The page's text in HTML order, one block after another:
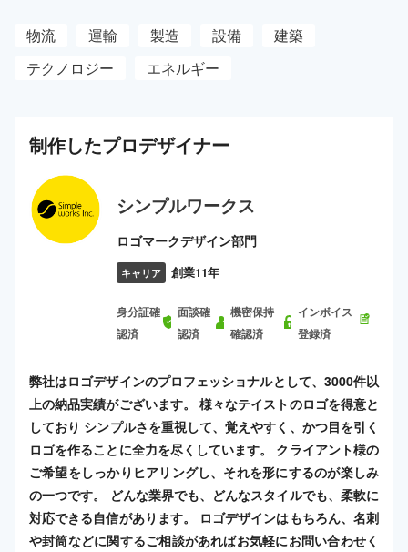
物流 運輸 製造 設備
建築
テクノロジー
エネルギー
制作したプロデザイナー
シンプルワークス
ロゴマークデザイン部門
キャリア 創業11年
身分証確
認済
面談確
認済
機密保持
確認済
インボイス
登録済
弊社はロゴデザインのプロフェッショナルとして、3000件以
上の納品実績がございます。 様々なテイストのロゴを得意と
しており シンプルさを重視して、覚えやすく、かつ目を引く
ロゴを作ることに全力を尽くしています。 クライアント様の
ご希望をしっかりヒアリングし、それを形にするのが楽しみ
の一つです。 どんな業界でも、どんなスタイルでも、柔軟に
対応できる自信があります。 ロゴデザインはもちろん、名刺
や封筒などに関するご相談があればお気軽にお問い合わせく